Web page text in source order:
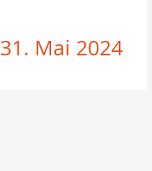
31. Mai 2024